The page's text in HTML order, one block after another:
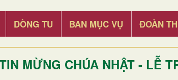
DÒNG TU BAN MỤC VỤ ĐOÀN
MỪNG CHÚA NHẬT - LỄ